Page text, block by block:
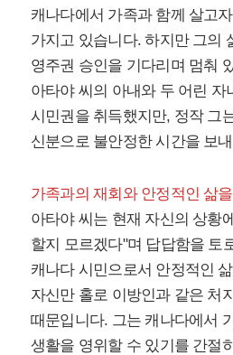
캐나다에서 가족과 함께 살고
가지고 있습니다. 하지만 그의
영주권 승인을 기다리며 멈춰
아타야 씨의 아내와 두 어린 자
시민권을 취득했지만, 정작 그
신분으로 불안정한 시간을 보
가족과의 재회와 안정적인 삶
아타야 씨는 현재 자신의 상황
할지 모르겠다"며 답답함을 토
캐나다 시민으로서 안정적인
자신만 홀로 이방인과 같은 처
때문입니다. 그는 캐나다에서
생활을 영위할 수 있기를 간절